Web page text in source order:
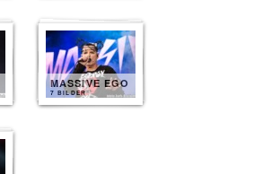
MASSIVE EGO
7 BILDER